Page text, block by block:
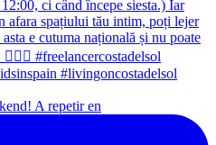
A repetir en